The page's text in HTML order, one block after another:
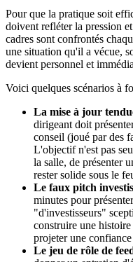
Pour que la pratique soit
doivent refléter la pression
cadres sont confrontés
une situation qu'il a vécue,
devient personnel et
Voici quelques scénarios à
La mise à jour
dirigeant doit
conseil (joué par des
L'objectif n'est pas
la salle, de présenter
rester solide sous le
Le faux pitch
minutes pour
"d'investisseurs"
construire une
projeter une
Le jeu de rôle de